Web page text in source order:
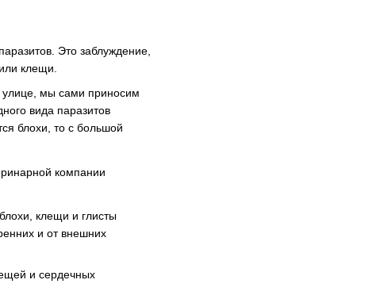
Это заблуждение,
клещи.
улице, мы сами приносим
вида паразитов
блохи, то с большой
компании
клещи и глисты
и от внешних
и сердечных